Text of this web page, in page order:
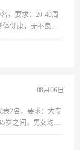
，要求：20-40周
体健康，无不良嗜
，两班倒，每月
08月06日
表2名，要求：大专
岁之间，男女均
先，底薪+绩效，